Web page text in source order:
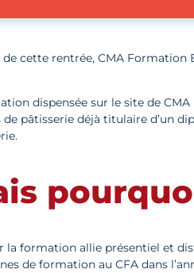
de cette rentrée, CMA Formation
dispensée sur le site de
de pâtisserie déjà titulaire d’un
la formation allie présentiel et
de formation au CFA dans